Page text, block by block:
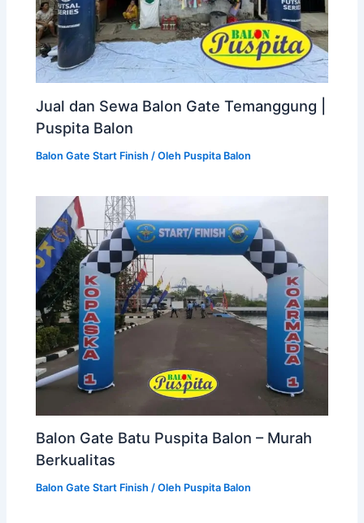
Jual dan Sewa Balon Gate Temanggung |
Puspita Balon
Balon Gate Start Finish / Oleh Puspita Balon
Balon Gate Batu Puspita Balon – Murah
Berkualitas
Balon Gate Start Finish / Oleh Puspita Balon